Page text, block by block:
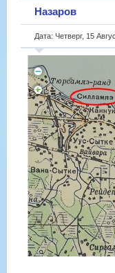
Назаров
Дата: Четверг, 15